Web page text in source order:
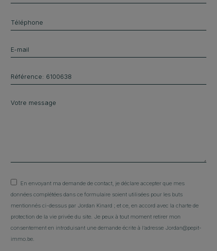
En envoyant ma demande de contact, je déclare accepter que mes
données complétées dans ce formulaire soient utilisées pour les buts
mentionnés ci-dessus par Jordan Kinard ; et ce, en accord avec la charte de
protection de la vie privée du site. Je peux à tout moment retirer mon
consentement en introduisant une demande écrite à l’adresse Jordan@pepit-
immo.be.